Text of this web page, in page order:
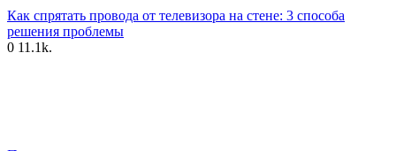
Как спрятать провода от телевизора на стене: 3 способа
решения проблемы
0 11.1k.